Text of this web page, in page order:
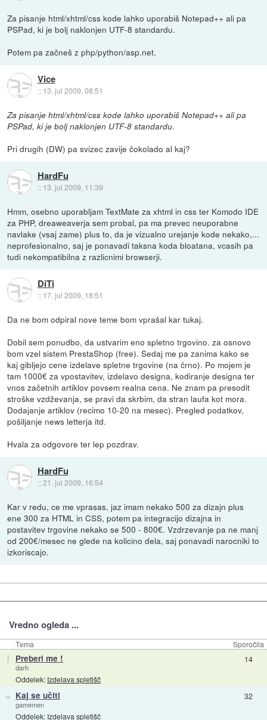
Za pisanje html/xhtml/css kode lahko uporabiš Notepad++ ali pa
PSPad, ki je bolj naklonjen UTF-8 standardu.
Potem pa začneš z php/python/asp.net.
Vice
:: 13. jul 2009, 08:51
Za pisanje html/xhtml/css kode lahko uporabiš Notepad++ ali pa
PSPad, ki je bolj naklonjen UTF-8 standardu.
Pri drugih (DW) pa svizec zavije čokolado al kaj?
HardFu
:: 13. jul 2009, 11:39
Hmm, osebno uporabljam TextMate za xhtml in css ter Komodo IDE
za PHP, dreaweaverja sem probal, pa ma prevec neuporabne
navlake (vsaj zame) plus to, da je vizualno urejanje kode nekako,...
neprofesionalno, saj je ponavadi taksna koda bloatana, vcasih pa
tudi nekompatibilna z razlicnimi browserji.
DiTi
:: 17. jul 2009, 18:51
Da ne bom odpiral nove teme bom vprašal kar tukaj.
Dobil sem ponudbo, da ustvarim eno spletno trgovino. za osnovo
bom vzel sistem PrestaShop (free). Sedaj me pa zanima kako se
kaj gibljejo cene izdelave spletne trgovine (na črno). Po mojem je
tam 1000€ za vpostavitev, izdelavo designa, kodiranje designa ter
vnos začetnih artiklov povsem realna cena. Ne znam pa presodit
stroške vzdževanja, se pravi da skrbim, da stran laufa kot mora.
Dodajanje artiklov (recimo 10-20 na mesec). Pregled podatkov,
pošiljanje news letterja itd.
Hvala za odgovore ter lep pozdrav.
HardFu
::21. jul 2009, 16:54
Kar v redu, ce me vprasas, jaz imam nekako 500 za dizajn plus
ene 300 za HTML in CSS, potem pa integracijo dizajna in
postavitev trgovine nekako se 500 - 800€. Vzdrzevanje pa ne manj
od 200€/mesec ne glede na kolicino dela, saj ponavadi narocniki to
izkoriscajo.
Vredno ogleda ...
Tema Sporočila
! Preberi me !
darh
Oddelek: Izdelava spletišč
14
» Kaj se učiti
gamemen
Oddelek: Izdelava spletišč
32